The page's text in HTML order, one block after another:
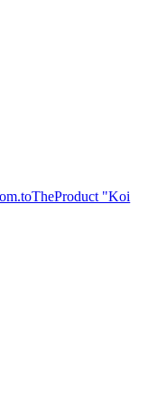
"Koi